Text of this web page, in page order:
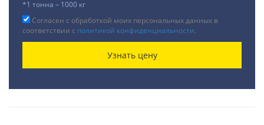
*1 тонна – 1000 кг
Согласен с обработкой моих персональных данных в
соответствии с политикой конфиденциальности.
Узнать цену